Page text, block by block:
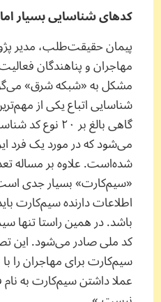
کدهای شناسایی بسیار اما
پیمان حقیقت‌طلب، مدیر
مهاجران و پناهندگان
مشکل به «شبکه شرق»
شناسایی اتباع یکی از
گاهی بالغ بر ۲۰
می‌شود که در مورد یک فرد
شده‌است. علاوه بر مساله
«سیم‌کارت» بسیار جدی
اطلاعات دارنده سیم‌کارت
باشد. در همین راستا تنها
کد ملی صادر می‌شود. این
سیم‌کارت برای مهاجران را
عملا داشتن سیم‌کارت به